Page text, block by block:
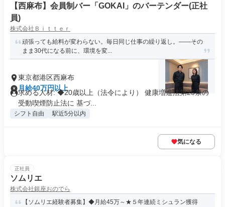
【西麻布】会員制バー「GOKAI」のバーテンダー(正社
員)
株式会社Ｂｉｔｔｅｒ
頑張っても給料が変わらない。毎日同じ仕事の繰り返し。——その
まま30代になる前に、環境を変...
東京都港区西麻布
月給40万円以上
求める人材: ◆20歳以上（法令により） 健康増進法第25条の
受動喫煙防止法に 基づ...
シフト自由 駅近5分以内
気になる
正社員
ソムリエ
株式会社銀座おのでら
【ソムリエ経験者募集】◆月給45万～★５年連続ミシュラン獲得